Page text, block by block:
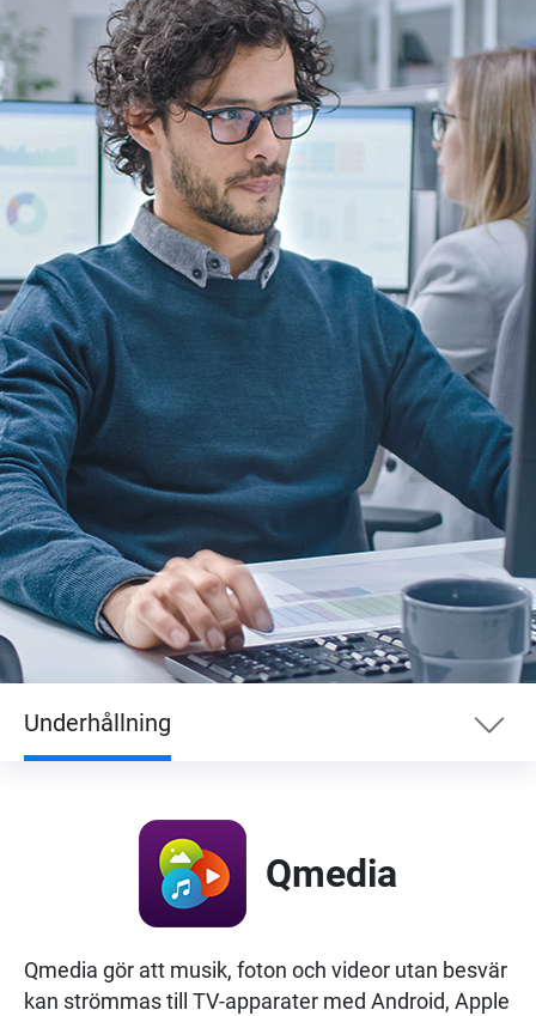
Underhållning
Qmedia
Qmedia gör att musik, foton och videor utan besvär
kan strömmas till TV-apparater med Android, Apple